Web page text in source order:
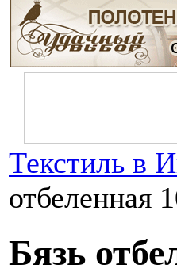
Текстиль в
отбеленная
Бязь